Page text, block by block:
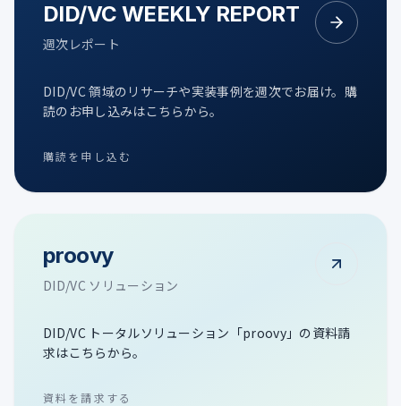
DID/VC WEEKLY REPORT
週次レポート
DID/VC 領域のリサーチや実装事例を週次でお届け。購
読のお申し込みはこちらから。
購読を申し込む
proovy
DID/VC ソリューション
DID/VC トータルソリューション「proovy」の資料請
求はこちらから。
資料を請求する